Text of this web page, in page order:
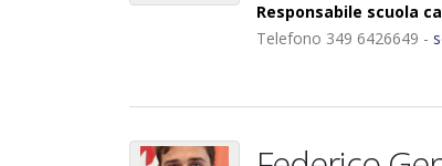
Responsabile scuola
Telefono 349 6426649 -